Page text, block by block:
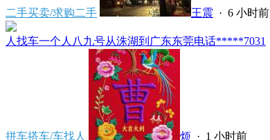
二手买卖/求购二手 王震 · 6 小时前
人找车一个人八九号从洙湖到广东东莞电话*****7031
拼车搭车/车找人 烦 · 1 小时前